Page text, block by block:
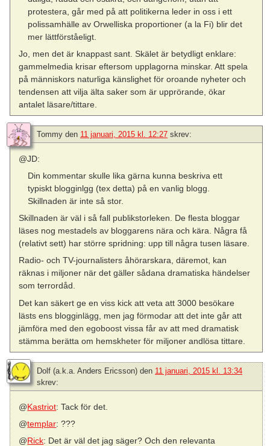
protestera, går med på att politikerna leder in oss i ett
polissamhälle av Orwelliska proportioner (a la Fi) blir det
mer lättförståeligt.
Jo, men det är knappast sant. Skälet är betydligt enklare:
gammelmedia krisar eftersom upplagorna minskar. Att spela
på människors naturliga känslighet för oroande nyheter och
tendensen att vilja älta saker som är upprörande, ökar
antalet läsare/tittare.
Tommy den 11 januari, 2015 kl. 12:27 skrev:
@JD:
Din kommentar skulle lika gärna kunna beskriva ett
typiskt blogginlgg (tex detta) på en vanlig blogg.
Skillnaden är inte så stor.
Skillnaden är väl i så fall publikstorleken. De flesta bloggar
läses nog mestadels av bloggarens nära och kära. Några få
(relativt sett) har större spridning: upp till några tusen läsare.
Radio- och TV-journalisters åhörarskara, däremot, kan
räknas i miljoner när det gäller sådana dramatiska händelser
som terrordåd.
Det kan säkert ge en viss kick att veta att 3000 besökare
lästs ens blogginlägg, men jag förmodar att det inte går att
jämföra med den egoboost vissa får av att med dramatisk
stämma berätta om hemskheter för miljoner andlösa tittare.
Dolf (a.k.a. Anders Ericsson) den 11 januari, 2015 kl. 13:34
skrev:
@Kastriot: Tack för det.
@templar: ???
@Rick: Det är väl det jag säger? Och den relevanta